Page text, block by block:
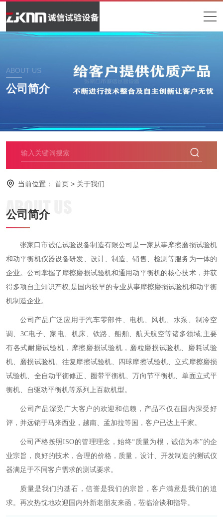
ABOUT US
公司简介
当前位置： 首页 > 关于我们
ABOUT US
公司简介
张家口市诚信试验设备制造有限公司是一家从事摩擦磨损试验机
和动平衡机仪器设备研发、设计、制造、销售、检测等服务为一体的
企业。公司掌握了 摩擦磨损试验机和通用动平衡机的核心技术，并获
得多项自主知识产权;是国内较早的专业从事摩擦磨损试验机和动平衡
机制造企业。
公司产品广泛应用于汽车零部件、电机、风机、水泵、制冷空
调、 3C电子、家电、机床、铁路、船舶、航天航空等诸多领域;主要
有各式耐磨试验机，摩擦磨损试验机，磨粒磨损试验机、 磨耗试验
机、磨损试验机、往复摩擦试验机、四球摩擦试验机、立式摩擦磨损
试验机、 全自动平衡修正 、
圈带平衡机、万向节平衡机、单面立式平
衡机、自驱动平衡机等系列上百款机型。
公司产品深受广大客户的欢迎和信赖，产品不仅在国内深受好
评，并远销于马来西业，越南、孟加拉等国，客户已达上千家。
公司严格按照ISO的管理理念，始终“质量为根，诚信为本”的企
业宗旨，良好的技术，合理的价格，质量，设计、开发制造的测试仪
器满足于不同客户需求的测试要求。
质量是我们的基石，信誉是我们的宗旨，客户满意是我们的追
求。再次热忱地欢迎国内外新老朋友来函，莅临洽谈和指导。